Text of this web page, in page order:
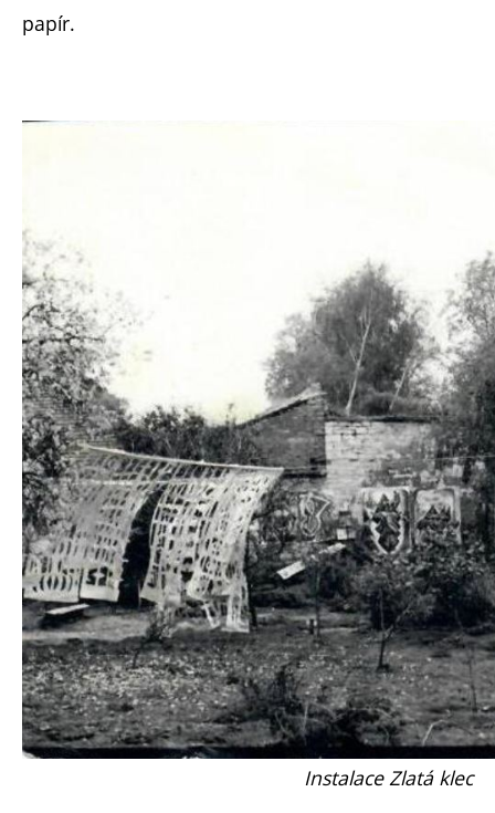
papír.
Instalace Zlatá klec